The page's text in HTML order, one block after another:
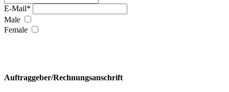
E-Mail*
Male
Female
Auftraggeber/Rechnungsanschrift